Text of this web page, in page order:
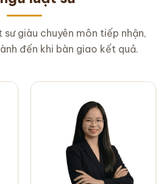
giàu chuyên môn tiếp nhận,
đến khi bàn giao kết quả.